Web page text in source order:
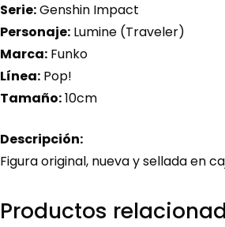
Serie:Genshin Impact
Personaje:Lumine (Traveler)
Marca:Funko
Línea:Pop!
Tamaño:10cm
Descripción:
Figura original, nueva y sellada en
Productos